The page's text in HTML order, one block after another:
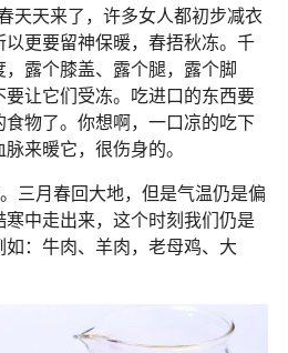
天天来了，许多女人都初步减衣
更要留神保暖，春捂秋冻。千
露个膝盖、露个腿，露个脚
让它们受冻。吃进口的东西要
物了。你想啊，一口凉的吃下
来暖它，很伤身的。
三月春回大地，但是气温仍是偏
中走出来，这个时刻我们仍是
：牛肉、羊肉，老母鸡、大